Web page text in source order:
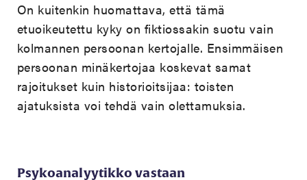
On kuitenkin huomattava, että tämä
etuoikeutettu kyky on fiktiossakin suotu vain
kolmannen persoonan kertojalle. Ensimmäisen
persoonan minäkertojaa koskevat samat
rajoitukset kuin historioitsijaa: toisten
ajatuksista voi tehdä vain olettamuksia.
Psykoanalyytikko vastaan